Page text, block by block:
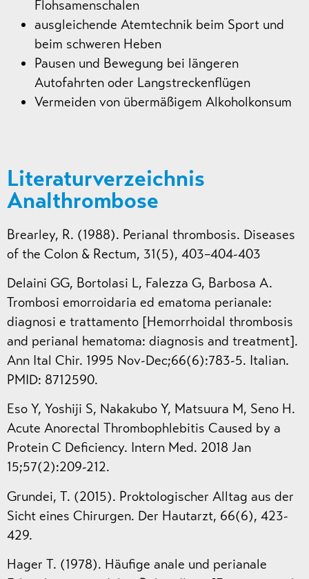
Flohsamenschalen
ausgleichende Atemtechnik beim Sport und
beim schweren Heben
Pausen und Bewegung bei längeren
Autofahrten oder Langstreckenflügen
Vermeiden von übermäßigem Alkoholkonsum
Literaturverzeichnis
Analthrombose
Brearley, R. (1988). Perianal thrombosis. Diseases
of the Colon & Rectum, 31(5), 403–404-403
Delaini GG, Bortolasi L, Falezza G, Barbosa A.
Trombosi emorroidaria ed ematoma perianale:
diagnosi e trattamento [Hemorrhoidal thrombosis
and perianal hematoma: diagnosis and treatment].
Ann Ital Chir. 1995 Nov-Dec;66(6):783-5. Italian.
PMID: 8712590.
Eso Y, Yoshiji S, Nakakubo Y, Matsuura M, Seno H.
Acute Anorectal Thrombophlebitis Caused by a
Protein C Deficiency. Intern Med. 2018 Jan
15;57(2):209-212.
Grundei, T. (2015). Proktologischer Alltag aus der
Sicht eines Chirurgen. Der Hautarzt, 66(6), 423-
429.
Hager T. (1978). Häufige anale und perianale